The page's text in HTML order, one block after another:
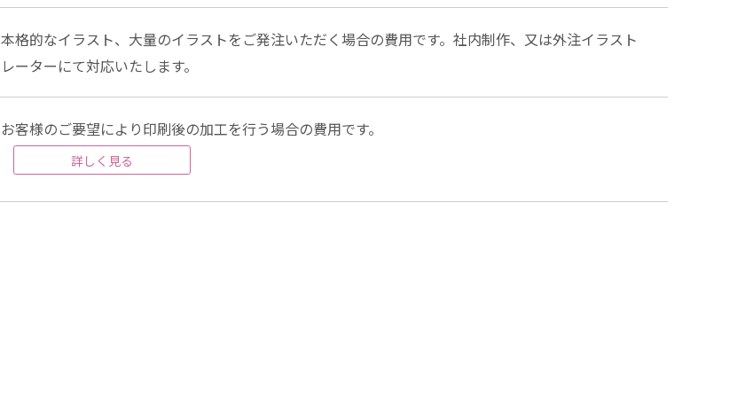
本格的なイラスト、大量のイラストをご発注いただく場合の費用です。社内制作、又は外注イラスト
レーターにて対応いたします。
お客様のご要望により印刷後の加工を行う場合の費用です。
詳しく見る